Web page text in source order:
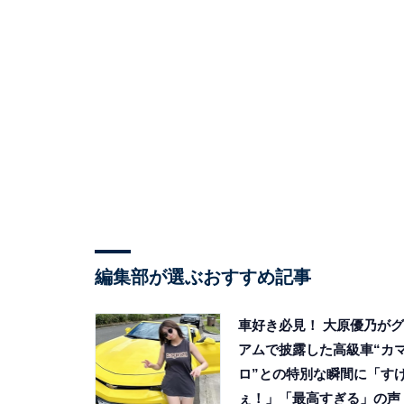
編集部が選ぶおすすめ記事
車好き必見！ 大原優乃がグ
アムで披露した高級車“カ
ロ”との特別な瞬間に「す
ぇ！」「最高すぎる」の声